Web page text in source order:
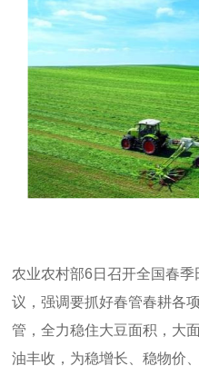
农业农村部6 日召开全国春
议，强调要抓好春管春耕各
管，全力稳住大豆面积，大
油丰收，为稳增长、稳物价